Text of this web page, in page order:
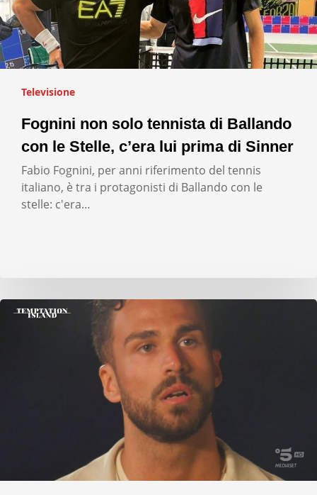
Televisione
Fognini non solo tennista di Ballando
con le Stelle, c’era lui prima di Sinner
Fabio Fognini, per anni riferimento del tennis
italiano, è tra i protagonisti di Ballando con le
stelle: c'era…